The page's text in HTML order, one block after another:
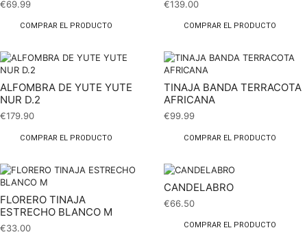
€69.99
COMPRAR EL PRODUCTO
€139.00
COMPRAR EL PRODUCTO
ALFOMBRA DE YUTE YUTE
NUR D.2
€179.90
COMPRAR EL PRODUCTO
TINAJA BANDA TERRACOTA
AFRICANA
€99.99
COMPRAR EL PRODUCTO
FLORERO TINAJA
ESTRECHO BLANCO M
€33.00
CANDELABRO
€66.50
COMPRAR EL PRODUCTO